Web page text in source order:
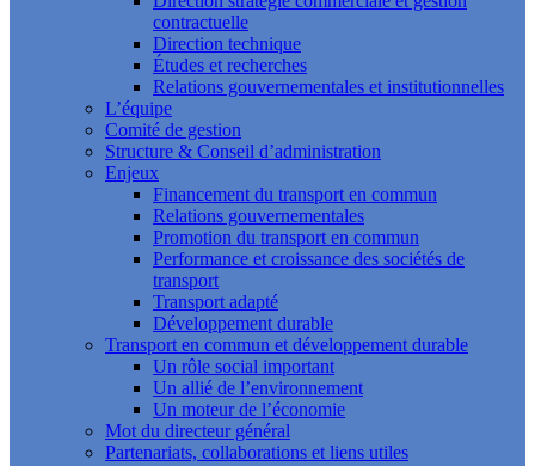
contractuelle
Direction technique
Études et recherches
Relations gouvernementales et institutionnelles
L’équipe
Comité de gestion
Structure & Conseil d’administration
Enjeux
Financement du transport en commun
Relations gouvernementales
Promotion du transport en commun
Performance et croissance des sociétés de
transport
Transport adapté
Développement durable
Transport en commun et développement durable
Un rôle social important
Un allié de l’environnement
Un moteur de l’économie
Mot du directeur général
Partenariats, collaborations et liens utiles